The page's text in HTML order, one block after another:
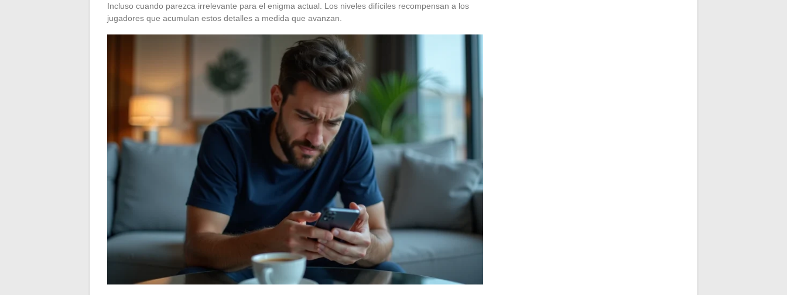
Incluso cuando parezca irrelevante para el enigma actual. Los niveles difíciles recompensan a los
jugadores que acumulan estos detalles a medida que avanzan.